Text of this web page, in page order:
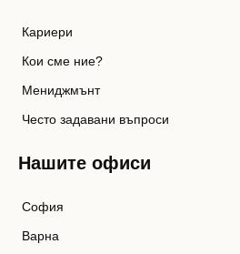
Кариери
Кои сме ние?
Мениджмънт
Често задавани въпроси
Нашите офиси
София
Варна